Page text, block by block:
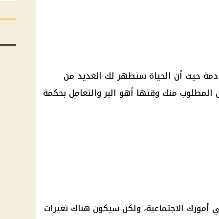
حيث أن الحياة ستظهر لك العديد من
المطلوب منك وقتها أهو البر والتعامل بحكمة
الاجتماعية، ولكن سيكون هناك تغيرات